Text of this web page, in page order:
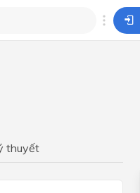
thuyết